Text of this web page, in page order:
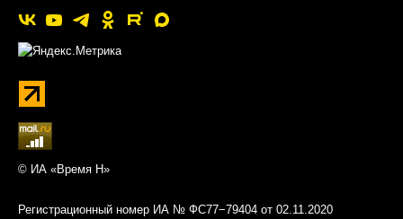
© ИА «Время Н»
Регистрационный номер ИА № ФС77−79404 от 02.11.2020